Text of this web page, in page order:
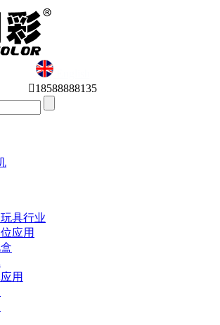
English
18588888135
具行业
应用
用